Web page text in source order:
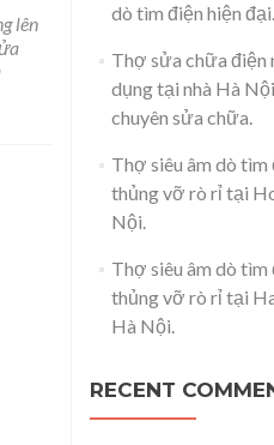
0981.287.998
nhanh.
lên
dò tìm điện hiện đại.
Thợ sửa chữa điện
dụng tại nhà Hà
chuyên sửa chữa.
Thợ siêu âm dò
thủng vỡ rò rỉ tại
Nội.
Thợ siêu âm dò
thủng vỡ rò rỉ tại
Hà Nội.
RECENT